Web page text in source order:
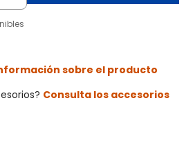
sobre el producto
Consulta los accesorios